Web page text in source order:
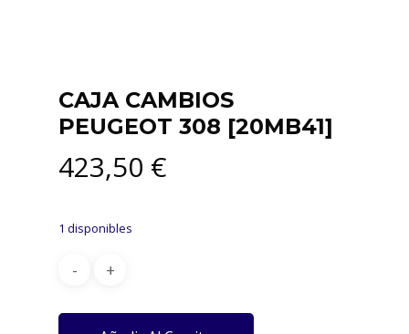
CAJA CAMBIOS
PEUGEOT 308 [20MB41]
423,50 €
1 disponibles